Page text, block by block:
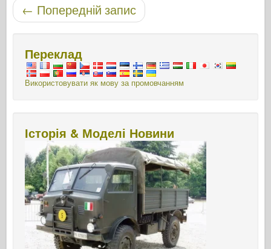
← Попередній запис
Переклад
Використовувати як мову за промовчанням
Історія & Моделі Новини